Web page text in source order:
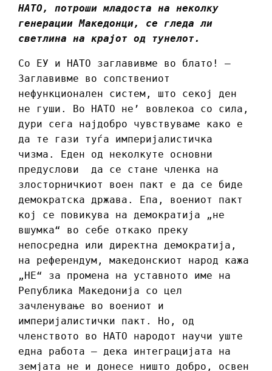
НАТО, потроши младоста на неколку
генерации Македонци, се гледа ли
светлина на крајот од тунелот.
Со ЕУ и НАТО заглавивме во блато! –
Заглавивме во сопствениот
нефункционален систем, што секој ден
не гуши. Во НАТО не’ вовлекоа со сила,
дури сега најдобро чувствуваме како е
да те гази туѓа империјалистичка
чизма. Еден од неколкуте основни
предуслови да се стане членка на
злосторничкиот воен пакт е да се биде
демократска држава. Епа, воениот пакт
кој се повикува на демократија „не
вшумка“ во себе откако преку
непосредна или директна демократија,
на референдум, македонскиот народ кажа
„НЕ“ за промена на уставното име на
Република Македонија со цел
зачленување во воениот и
империјалистички пакт. Но, од
членството во НАТО народот научи уште
една работа – дека интеграцијата на
земјата не и донесе ништо добро, освен